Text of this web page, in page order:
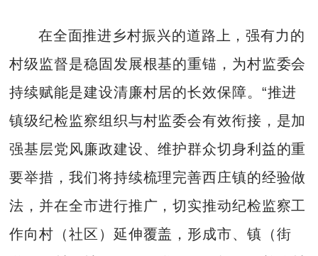
在全面推进乡村振兴的道路上，强有力的
村级监督是稳固发展根基的重锚，为村监委会
持续赋能是建设清廉村居的长效保障。“推进
镇级纪检监察组织与村监委会有效衔接，是加
强基层党风廉政建设、维护群众切身利益的重
要举措，我们将持续梳理完善西庄镇的经验做
法，并在全市进行推广，切实推动纪检监察工
作向村（社区）延伸覆盖，形成市、镇（街